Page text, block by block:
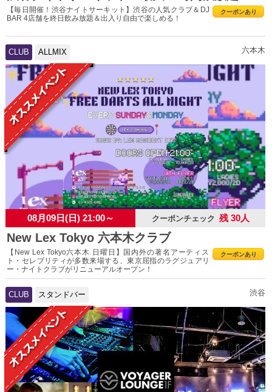
クーポンあり
【毎日開催！渋谷ナイトサーキット】渋谷の人気クラブ＆DJ
BAR 4店舗を終日飲み放題＆出入り自由で楽しめる！
CLUB ALLMIX 六本木
08月09日(日) 21:00～ クーポンチェック 残 30人
New Lex Tokyo 六本木クラブ
クーポンあり
【New Lex Tokyo六本木 日曜日】国内外の著名アーティス
ト・セレブリティが多数来場する、東京屈指のラグジュアリ
ー・ナイトクラブがリニューアルオープン！
CLUB スタンドバー 渋谷